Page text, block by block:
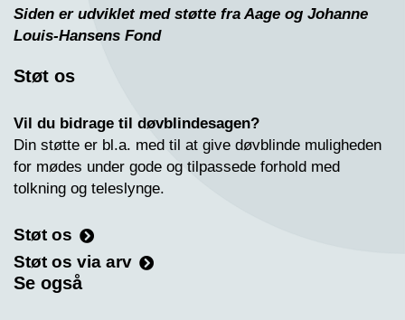
Siden er udviklet med støtte fra Aage og Johanne
Louis-Hansens Fond
Støt os
Vil du bidrage til døvblindesagen?
Din støtte er bl.a. med til at give døvblinde muligheden
for mødes under gode og tilpassede forhold med
tolkning og teleslynge.
Støt os
Støt os via arv
Se også